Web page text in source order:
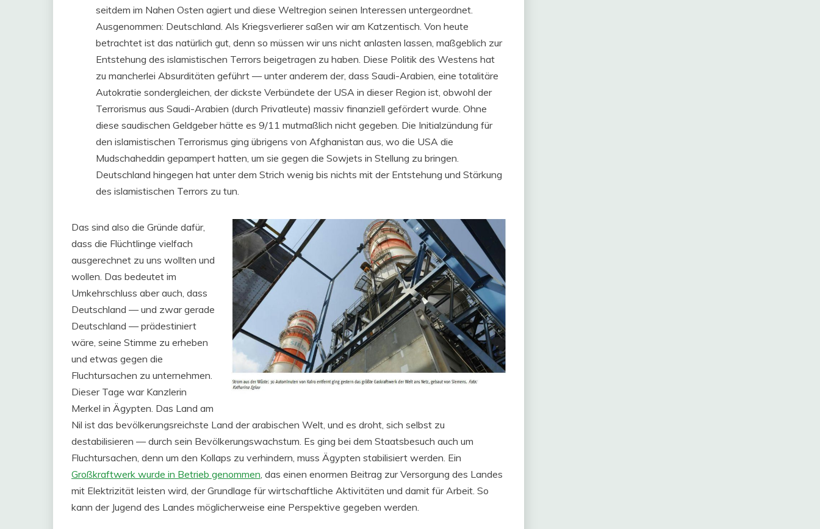
seitdem im Nahen Osten agiert und diese Weltregion seinen Interessen untergeordnet.
Ausgenommen: Deutschland. Als Kriegsverlierer saßen wir am Katzentisch. Von heute
betrachtet ist das natürlich gut, denn so müssen wir uns nicht anlasten lassen, maßgeblich zur
Entstehung des islamistischen Terrors beigetragen zu haben. Diese Politik des Westens hat
zu mancherlei Absurditäten geführt — unter anderem der, dass Saudi-Arabien, eine totalitäre
Autokratie sondergleichen, der dickste Verbündete der USA in dieser Region ist, obwohl der
Terrorismus aus Saudi-Arabien (durch Privatleute) massiv finanziell gefördert wurde. Ohne
diese saudischen Geldgeber hätte es 9/11 mutmaßlich nicht gegeben. Die Initialzündung für
den islamistischen Terrorismus ging übrigens von Afghanistan aus, wo die USA die
Mudschaheddin gepampert hatten, um sie gegen die Sowjets in Stellung zu bringen.
Deutschland hingegen hat unter dem Strich wenig bis nichts mit der Entstehung und Stärkung
des islamistischen Terrors zu tun.
Das sind also die Gründe dafür,
dass die Flüchtlinge vielfach
ausgerechnet zu uns wollten und
wollen. Das bedeutet im
Umkehrschluss aber auch, dass
Deutschland — und zwar gerade
Deutschland — prädestiniert
wäre, seine Stimme zu erheben
und etwas gegen die
Fluchtursachen zu unternehmen.
Dieser Tage war Kanzlerin
Merkel in Ägypten. Das Land am
Nil ist das bevölkerungsreichste Land der arabischen Welt, und es droht, sich selbst zu
destabilisieren — durch sein Bevölkerungswachstum. Es ging bei dem Staatsbesuch auch um
Fluchtursachen, denn um den Kollaps zu verhindern, muss Ägypten stabilisiert werden. Ein
Großkraftwerk wurde in Betrieb genommen, das einen enormen Beitrag zur Versorgung des Landes
mit Elektrizität leisten wird, der Grundlage für wirtschaftliche Aktivitäten und damit für Arbeit. So
kann der Jugend des Landes möglicherweise eine Perspektive gegeben werden.